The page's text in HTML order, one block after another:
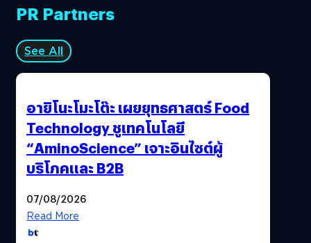
PR Partners
See All
อายิโนะโมะโต๊ะ เผยยุทธศาสตร์ Food
Technology ชูเทคโนโลยี
“AminoScience” เจาะอินไซต์ผู้
บริโภคและ B2B
07/08/2026
Read More